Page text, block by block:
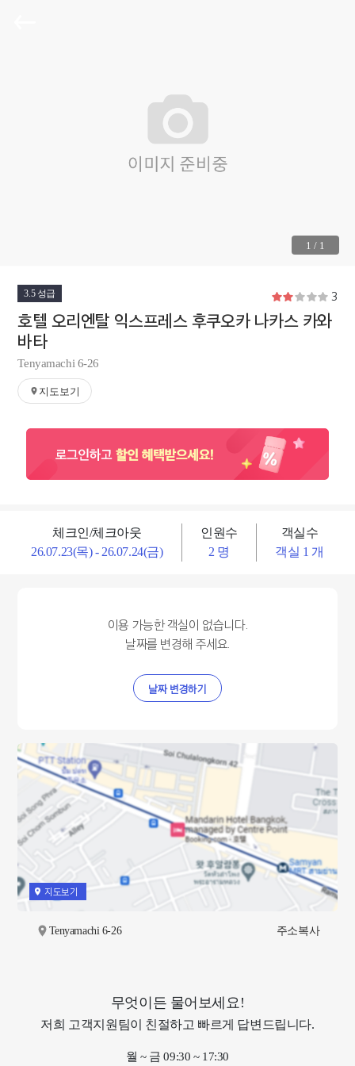
1 / 1
3.5 성급 3
호텔 오리엔탈 익스프레스 후쿠오카 나카스 카와
바타
Tenyamachi 6-26
지도보기
체크인/체크아웃
26.07.23(목) - 26.07.24(금)
인원수
2 명
객실수
객실 1 개
이용 가능한 객실이 없습니다.
날짜를 변경해 주세요.
날짜 변경하기
지도보기
Tenyamachi 6-26 주소복사
무엇이든 물어보세요!
저희 고객지원팀이 친절하고 빠르게 답변드립니다.
월 ~ 금 09:30 ~ 17:30